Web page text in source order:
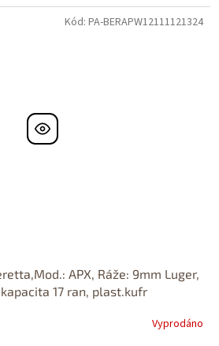
APX, Ráže: 9mm Luger,
17 ran, plast.kufr
Vyprodáno
Kód: PA-BERAPW12111121324